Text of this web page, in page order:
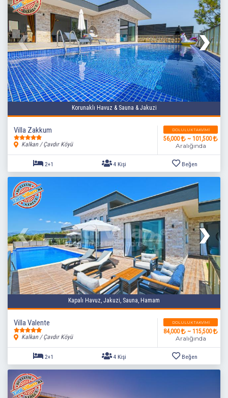
6 Kişi Beğen
Korunaklı Havuz & Sauna & Jakuzi
Villa Zakkum
Kalkan / Çavdır Köyü
DOLULUK TAKVIMI
56,000 ~ 101,500
Aralığında
Kapalı Havuz, Jakuzi, Sauna, Hamam
Villa Valente
Kalkan / Çavdır Köyü
DOLULUK TAKVIMI
84,000 ~ 115,500
Aralığında